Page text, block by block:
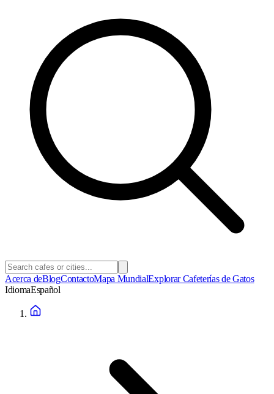
Acerca deBlogContactoMapa MundialExplorar Cafeterías de Gatos
IdiomaEspañol